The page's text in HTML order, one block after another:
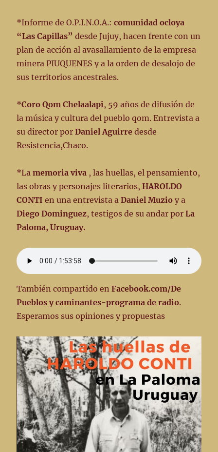
*Informe de O.P.I.N.O.A.:comunidad ocloya
“Las Capillas”desde Jujuy, hacen frente con un
plan de acción al avasallamiento de la empresa
minera PIUQUENES y a la orden de desalojo de
sus territorios ancestrales.
*Coro Qom Chelaalapi , 59 años de difusión de
la música y cultura del pueblo qom. Entrevista a
su director porDaniel Aguirre desde
Resistencia,Chaco.
*Lamemoria viva , las huellas, el pensamiento,
las obras y personajes literarios,HAROLDO
CONTI en una entrevista aDaniel Muzio y a
Diego Dominguez, testigos de su andar por La
Paloma, Uruguay.
También compartido enFacebook.com/De
Pueblos y caminantes-programa de radio.
Esperamos sus opiniones y propuestas